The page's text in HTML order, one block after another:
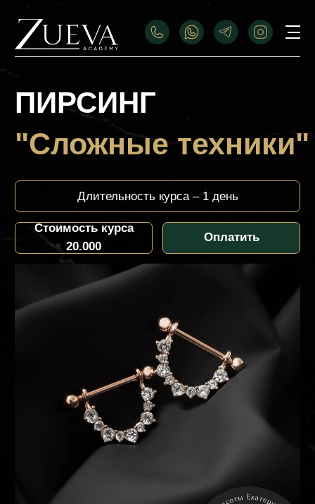
"Сложные техники"
Записаться
Длительность курса – 1 день
ПРОГРАММА
курса
ПРОГРАММА курса